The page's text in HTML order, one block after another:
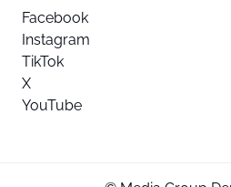
Facebook
Instagram
TikTok
X
YouTube